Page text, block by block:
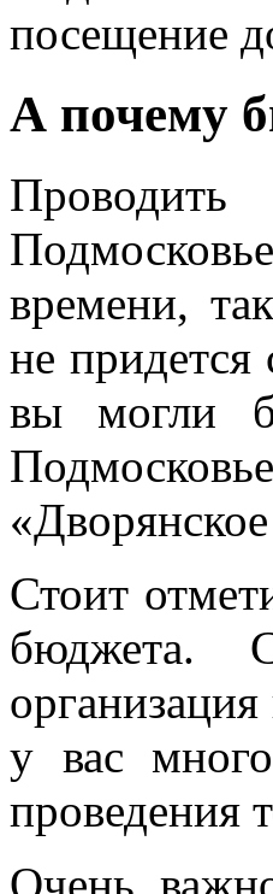
посещение
А почему
времени,
не придется
вы могли
Стоит
бюджета.
у вас
проведения
Очень